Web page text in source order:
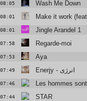
08:05 Wash Me Down
08:01 Make it work
08:01 Jingle Arandel 1
07:58 Regarde-moi
07:53 Aya
07:49 Enerjy - انرژی
07:46 Les hommes
07:44 STAR